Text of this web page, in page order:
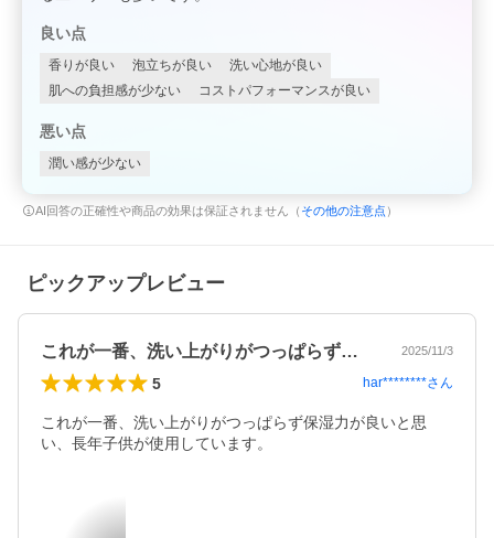
良い点
香りが良い 泡立ちが良い
洗い心地が良い
肌への負担感が少ない
コストパフォーマンスが良い
悪い点
潤い感が少ない
AI回答の正確性や商品の効果は保証されません（ その他の注意点 ）
ピックアップレビュー
これが一番、洗い上がりがつっぱらず保湿… 2025/11/3
5 har********さん
これが一番、洗い上がりがつっぱらず保湿力が良いと思
い、長年子供が使用しています。